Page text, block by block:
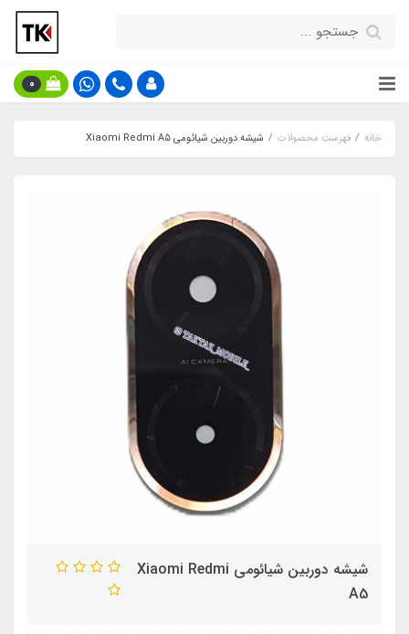
0
خانه فهرست محصولات شیشه دوربین شیائومی Xiaomi Redmi A5
شیشه دوربین شیائومی Xiaomi Redmi
A5